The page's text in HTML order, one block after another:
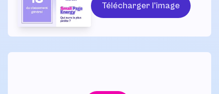
Télécharger l'image